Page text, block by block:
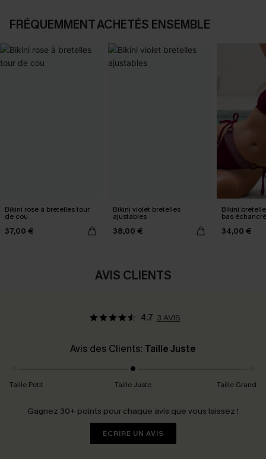
FRÉQUEMMENT ACHETÉS ENSEMBLE
Bikini rose à bretelles tour
de cou
37,00 €
Bikini violet bretelles
ajustables
38,00 €
Bikini
bas échancré
34,00 €
AVIS CLIENTS
4.7 3 AVIS
Avis des Clients: Taille Juste
Taille Petit Taille Juste Taille Grand
Gagnez 30+ points pour chaque avis que vous laissez !
ÉCRIRE UN AVIS